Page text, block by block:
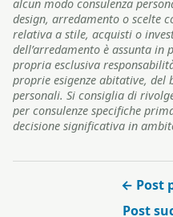
alcun modo consulenza
design, arredamento o scelte
relativa a stile, acquisti o
dell’arredamento è assunta in
propria esclusiva
proprie esigenze abitative,
personali. Si consiglia di
per consulenze specifiche
decisione significativa in
← Post
Post